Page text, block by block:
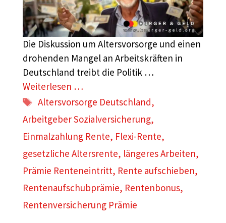
Die Diskussion um Altersvorsorge und einen
drohenden Mangel an Arbeitskräften in
Deutschland treibt die Politik …
Weiterlesen …
Schlagwörter
Altersvorsorge Deutschland,
Arbeitgeber Sozialversicherung,
Einmalzahlung Rente, Flexi-Rente,
gesetzliche Altersrente, längeres Arbeiten,
Prämie Renteneintritt, Rente aufschieben,
Rentenaufschubprämie, Rentenbonus,
Rentenversicherung Prämie